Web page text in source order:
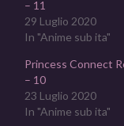
– 11
29 Luglio 2020
In "Anime sub ita"
Princess Connect
– 10
23 Luglio 2020
In "Anime sub ita"